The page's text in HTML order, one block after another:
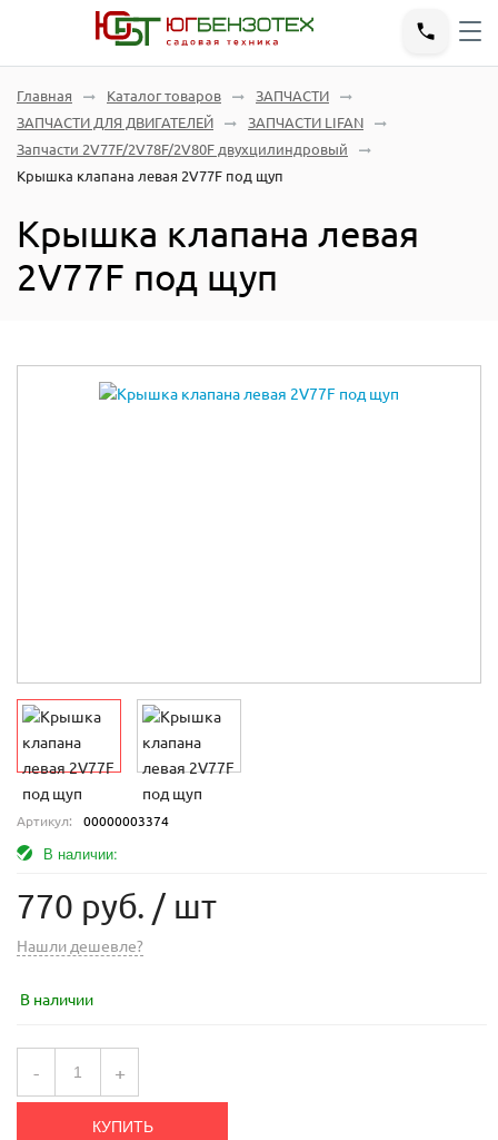
Главная Каталог товаров
ЗАПЧАСТИ
ЗАПЧАСТИ ДЛЯ ДВИГАТЕЛЕЙ
ЗАПЧАСТИ LIFAN
Запчасти 2V77F/2V78F/2V80F двухцилиндровый
Крышка клапана левая 2V77F под щуп
Крышка клапана левая
2V77F под щуп
Артикул: 00000003374
В наличии:
770 руб. / шт
Нашли дешевле?
В наличии
- +
КУПИТЬ